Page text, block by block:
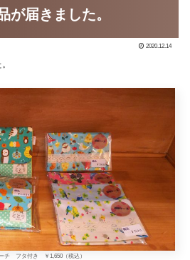
が届きました。
2020.12.14
チ フタ付き ￥1,650（税込）